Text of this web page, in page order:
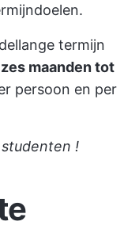
termijn
zes maanden tot
persoon en per
!